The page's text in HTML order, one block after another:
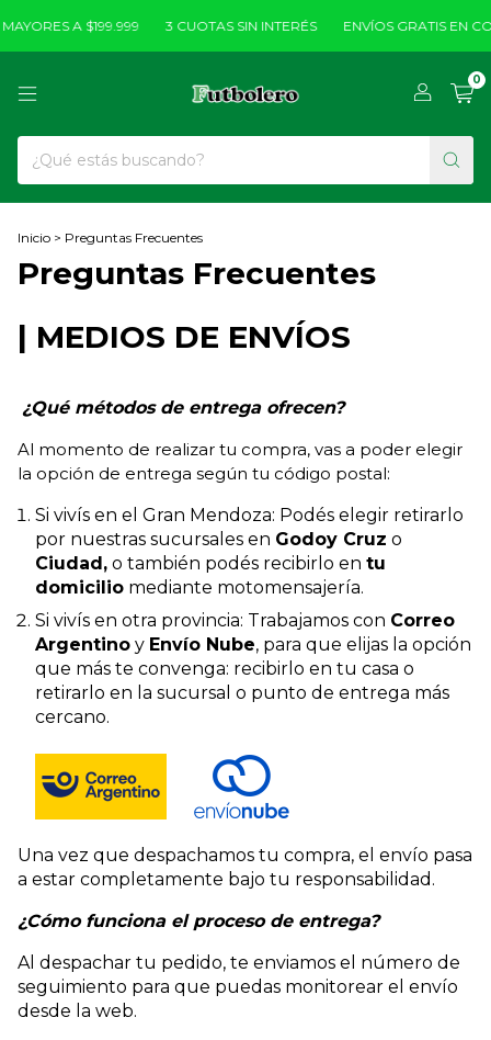
A $199.999 3 CUOTAS SIN INTERÉS ENVÍOS GRATIS EN
0
Inicio > Preguntas Frecuentes
Preguntas Frecuentes
| MEDIOS DE ENVÍOS
¿Qué métodos de entrega ofrecen?
Al momento de realizar tu compra, vas a poder elegir
la opción de entrega según tu código postal:
Si vivís en el Gran Mendoza: Podés elegir retirarlo
por nuestras sucursales en Godoy Cruz o
Ciudad, o también podés recibirlo en tu
domicilio mediante motomensajería.
Si vivís en otra provincia: Trabajamos con Correo
Argentino y Envío Nube, para que elijas la opción
que más te convenga: recibirlo en tu casa o
retirarlo en la sucursal o punto de entrega más
cercano.
Una vez que despachamos tu compra, el envío pasa
a estar completamente bajo tu responsabilidad.
¿Cómo funciona el proceso de entrega?
Al despachar tu pedido, te enviamos el número de
seguimiento para que puedas monitorear el envío
desde la web.